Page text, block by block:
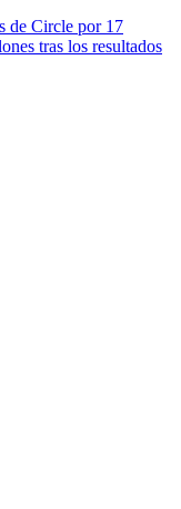
de Circle por 17
tras los resultados